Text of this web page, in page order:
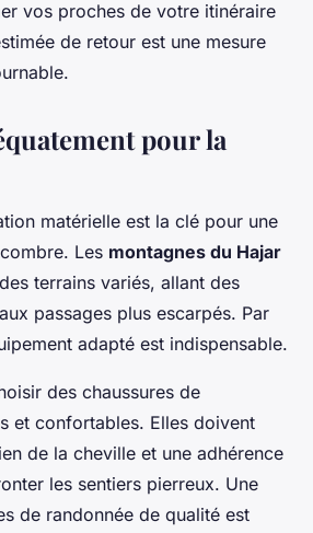
vos proches de votre itinéraire
de retour est une mesure
pour la
matérielle est la clé pour une
Les montagnes du Hajar
terrains variés, allant des
passages plus escarpés. Par
adapté est indispensable.
des chaussures de
et confortables. Elles doivent
de la cheville et une adhérence
les sentiers pierreux. Une
de randonnée de qualité est